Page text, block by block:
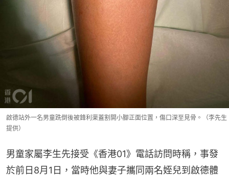
啟德站外一名男童跣倒後被鋒利渠蓋割開小腳正面位置，傷口深至見骨。（李先生
提供）
男童家屬李生先接受《香港01》電話訪問時稱，事發
於前日8月1日，當時他與妻子攜同兩名姪兒到啟德體